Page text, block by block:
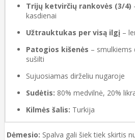
Trijų ketvirčių rankovės (3/4)
kasdienai
Užtrauktukas per visą ilgį –
Patogios kišenės – smulkiems
sušilti
Sujuosiamas dirželiu nugaroje
Sudėtis: 80% medvilnė, 20%
Kilmės šalis: Turkija
Dėmesio: Spalva gali šiek tiek skirtis